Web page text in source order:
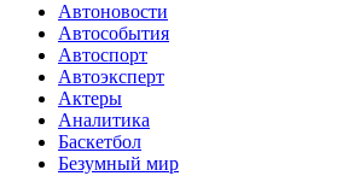
Автоновости
Автособытия
Автоспорт
Автоэксперт
Актеры
Аналитика
Баскетбол
Безумный мир